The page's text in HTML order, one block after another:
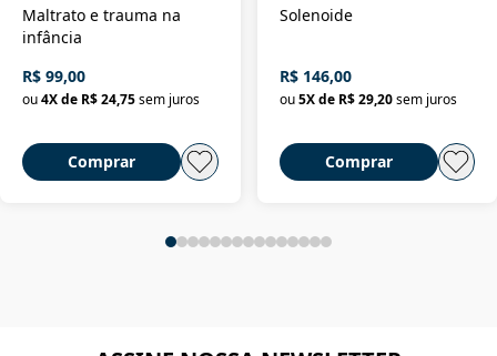
Maltrato e trauma na
infância
R$ 99,00
ou4X de R$ 24,75sem juros
Comprar
Solenoide
R$ 146,00
ou 5X de R$ 29,20 sem juros
Comprar